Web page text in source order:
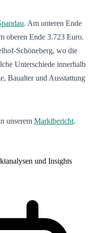
. Am unteren Ende
oberen Ende 3.723 Euro.
Schöneberg, wo die
Unterschiede innerhalb
Baualter und Ausstattung
unserem Marktbericht.
und Insights